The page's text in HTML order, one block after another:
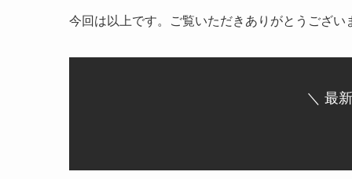
今回は以上です。ご覧いただきありがとうござい
＼ 最